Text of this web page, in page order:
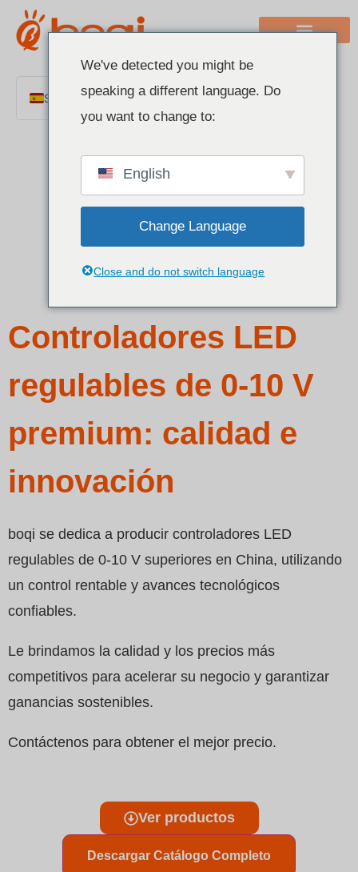
Spanish
Arabic
Indonesian
Controladores LED
regulables de 0-10 V
premium: calidad e
innovación
boqi se dedica a producir controladores LED
regulables de 0-10 V superiores en China, utilizando
un control rentable y avances tecnológicos
confiables.
Le brindamos la calidad y los precios más
competitivos para acelerar su negocio y garantizar
ganancias sostenibles.
Contáctenos para obtener el mejor precio.
Ver productos
Descargar Catálogo Completo
We've detected you might be
speaking a different language. Do
you want to change to:
English
Change Language
Close and do not switch language